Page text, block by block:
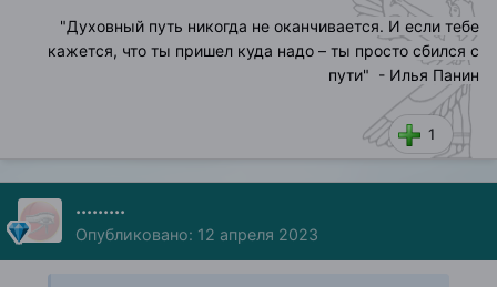
1
"Духовный путь никогда не оканчивается. И если тебе
кажется, что ты пришел куда надо – ты просто сбился с
пути" - Илья Панин
.........
Опубликовано: 12 апреля 2023